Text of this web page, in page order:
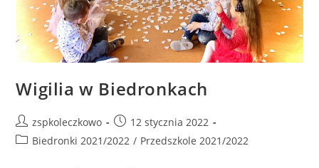
Wigilia w Biedronkach
zspkoleczkowo
12 stycznia 2022
Biedronki 2021/2022 / Przedszkole 2021/2022